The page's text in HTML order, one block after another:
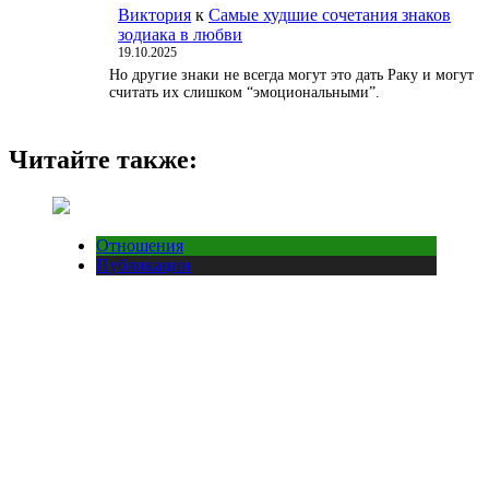
Виктория к Самые худшие сочетания знаков
зодиака в любви
19.10.2025
Но другие знаки не всегда могут это дать Раку и могут
считать их слишком “эмоциональными”.
Читайте также:
Отношения
Публикации